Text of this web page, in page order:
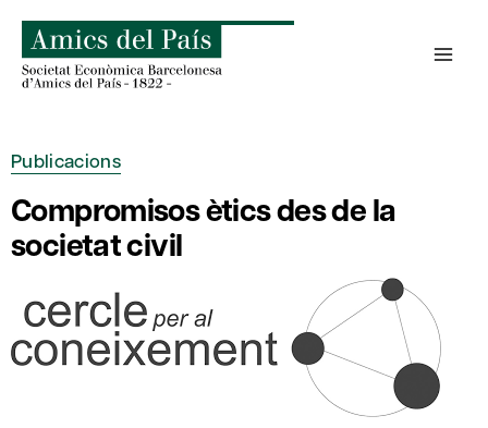
content
Publicacions
Compromisos ètics des de la
societat civil